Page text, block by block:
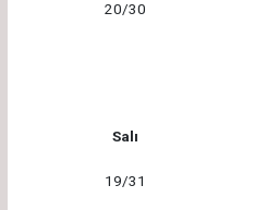
20/30
Salı
19/31